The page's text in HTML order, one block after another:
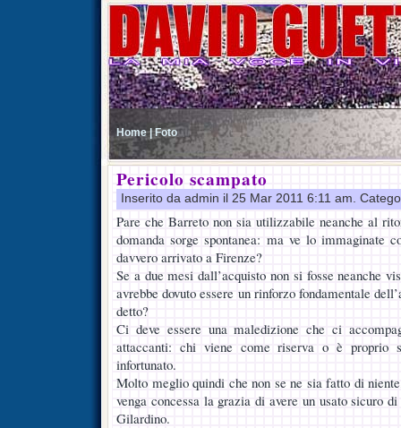
Home | Foto
Pericolo scampato
Inserito da admin il 25 Mar 2011 6:11 am.
Pare che Barreto non sia utilizzabile neanche al
domanda sorge spontanea: ma ve lo immaginate
davvero arrivato a Firenze?
Se a due mesi dall’acquisto non si fosse neanche
avrebbe dovuto essere un rinforzo fondamentale
detto?
Ci deve essere una maledizione che ci
attaccanti: chi viene come riserva o è proprio
infortunato.
Molto meglio quindi che non se ne sia fatto di
venga concessa la grazia di avere un usato sicuro
Gilardino.